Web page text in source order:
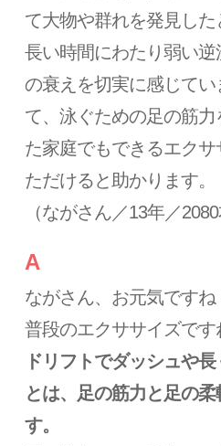
て大物や群れを発見し
長い時間にわたり弱い
の衰えを切実に感じて
て、泳ぐための足の筋
た家庭でもできるエク
ただけると助かります。
（ながさん／13年／2080
A
ながさん、お元気ですね
普段のエクササイズです
ドリフトでダッシュや
とは、足の筋力と足の
す。